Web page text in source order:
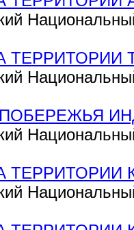
ТЕРРИТОРИИ
ТЕРРИТОРИИ